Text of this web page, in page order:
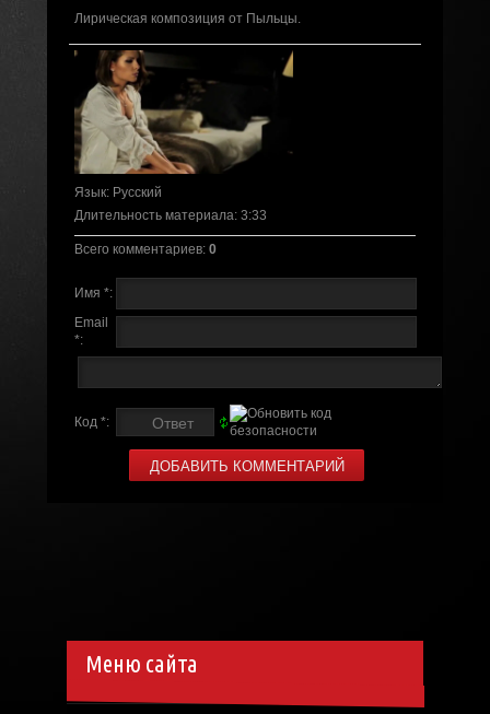
Лирическая композиция от Пыльцы.
Язык: Русский
Длительность материала: 3:33
Всего комментариев: 0
Имя *:
Email
*:
Код *:
Меню сайта